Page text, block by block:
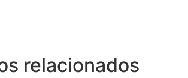
relacionados